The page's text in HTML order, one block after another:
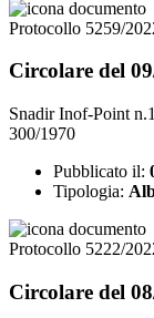
Protocollo 5259/
Circolare del
Snadir Inof-Point
300/1970
Pubblicato il:
Tipologia:
Protocollo 5222/
Circolare del